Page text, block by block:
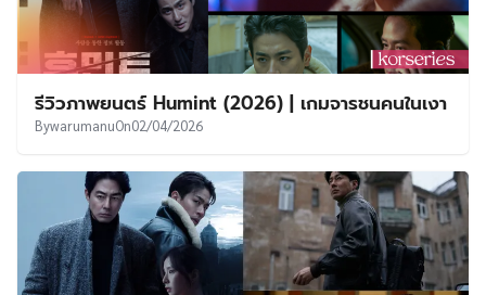
รีวิวภาพยนตร์ Humint (2026) | เกมจารชนคนในเงา
BywarumanuOn02/04/2026